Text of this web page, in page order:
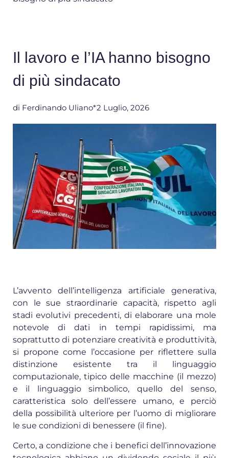
Il lavoro e l’IA hanno bisogno
di più sindacato
di Ferdinando Uliano*2 Luglio, 2026
L’avvento dell’intelligenza artificiale generativa,
con le sue straordinarie capacità, rispetto agli
stadi evolutivi precedenti, di elaborare una mole
notevole di dati in tempi rapidissimi, ma
soprattutto di potenziare creatività e produttività,
si propone come l’occasione per riflettere sulla
distinzione esistente tra il linguaggio
computazionale, tipico delle macchine (il mezzo)
e il linguaggio simbolico, quello del senso,
caratteristica solo dell’essere umano, e perciò
della possibilità ulteriore per l’uomo di migliorare
le sue condizioni di benessere (il fine).
Certo, a condizione che i benefici dell’innovazione